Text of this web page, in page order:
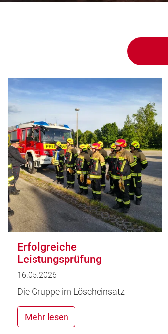
Erfolgreiche
Leistungsprüfung
16.05.2026
Die Gruppe im Löscheinsatz
Mehr lesen